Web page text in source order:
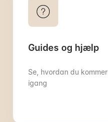
Guides og hjælp
Se, hvordan du kommer
igang